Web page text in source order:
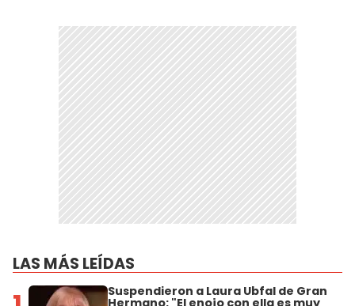
LAS MÁS LEÍDAS
Suspendieron a Laura Ubfal de Gran